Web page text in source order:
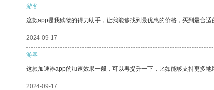
游客
这款app是我购物的得力助手，让我能够找到最优惠的价格，买到最合适
2024-09-17
游客
这款加速器app的加速效果一般，可以再提升一下，比如能够支持更多地
2024-09-17